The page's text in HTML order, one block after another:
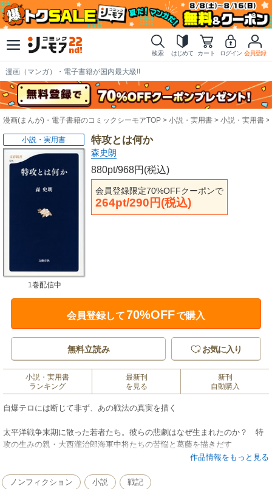
検索 はじめて カート ログイン 会員登録
漫画（マンガ）・電子書籍が国内最大級!!
漫画(まんが)・電子書籍のコミックシーモアTOP 小説・実用書 小説・実用書
特攻とは何か
森史朗
880pt/968円(税込)
会員登録限定70%OFFクーポンで
264pt/290円(税込)
小説・実用書
1巻配信中
会員登録して70%OFFで購入
無料立読み お気に入り
小説・実用書
ランキング
最新刊
を見る
新刊
自動購入
自爆テロには断じて非ず、あの戦法の真実を描く
太平洋戦争末期に散った若者たち。彼らの悲劇はなぜ生まれたのか？ 特
攻の生みの親・大西瀧治郎海軍中将たちの苦悩と葛藤を描きだす
作品情報をもっと見る
ノンフィクション 小説 戦記